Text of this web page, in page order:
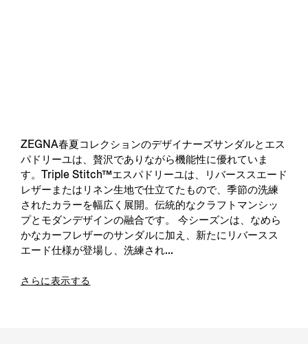
ZEGNA春夏コレクションのデザイナーズサンダルとエス
パドリーユは、贅沢でありながら機能性に優れていま
す。Triple Stitch™エスパドリーユは、リバーススエード
レザーまたはリネン生地で仕立てたもので、季節の洗練
されたカラーを幅広く展開。伝統的なクラフトマンシッ
プとモダンデザインの融合です。 今シーズンは、なめら
かなカーフレザーのサンダルに加え、新たにリバースス
エード仕様が登場し、洗練され...
さらに表示する